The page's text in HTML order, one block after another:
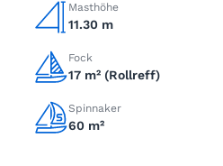
Masthöhe
11.30 m
Fock
17 m² (Rollreff)
Spinnaker
60 m²